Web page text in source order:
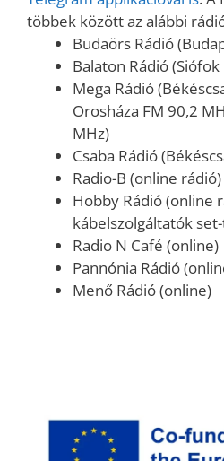
többek között az alábbi
Budaörs Rádió
Balaton Rádió
Mega Rádió
Orosháza FM 90,2
MHz)
Csaba Rádió
Radio-B (online rádió)
Hobby Rádió (online
kábelszolgáltatók
Radio N Café (online)
Pannónia Rádió
Menő Rádió (online)